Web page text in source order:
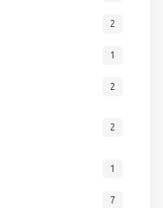
2
1
2
2
1
7